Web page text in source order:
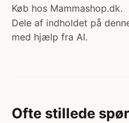
Køb hos Mammashop.dk.
Dele af indholdet på
med hjælp fra AI.
Ofte stillede